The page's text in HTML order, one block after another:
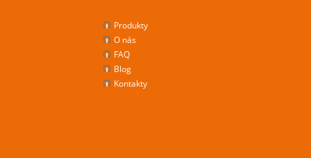
Produkty
O nás
FAQ
Blog
Kontakty